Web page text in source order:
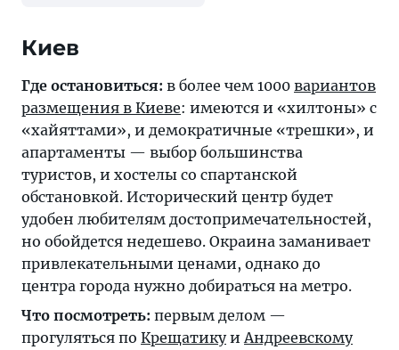
Где остановиться: в более чем 1000 вариантов
размещения в Киеве: имеются и «хилтоны» с
«хайяттами», и демократичные «трешки», и
апартаменты — выбор большинства
туристов, и хостелы со спартанской
обстановкой. Исторический центр будет
удобен любителям достопримечательностей,
но обойдется недешево. Окраина заманивает
привлекательными ценами, однако до
центра города нужно добираться на метро.
Что посмотреть: первым делом —
прогуляться по КрещатикуиАндреевскому